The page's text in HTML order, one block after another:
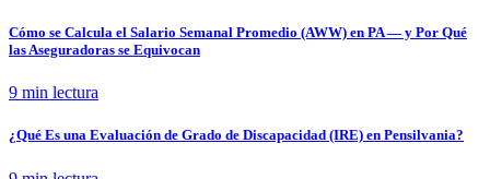
Cómo se Calcula el Salario Semanal Promedio (AWW) en PA — y Por Qué
las Aseguradoras se Equivocan
9 min lectura
¿Qué Es una Evaluación de Grado de Discapacidad (IRE) en Pensilvania?